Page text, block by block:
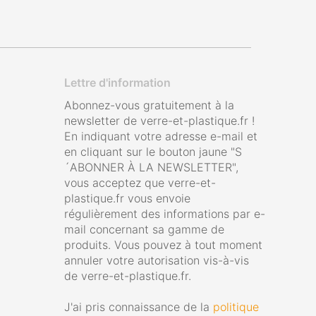
Lettre d'information
Abonnez-vous gratuitement à la
newsletter de verre-et-plastique.fr !
En indiquant votre adresse e-mail et
en cliquant sur le bouton jaune "S
´ABONNER À LA NEWSLETTER",
vous acceptez que verre-et-
plastique.fr vous envoie
régulièrement des informations par e-
mail concernant sa gamme de
produits. Vous pouvez à tout moment
annuler votre autorisation vis-à-vis
de verre-et-plastique.fr.
J'ai pris connaissance de la politique